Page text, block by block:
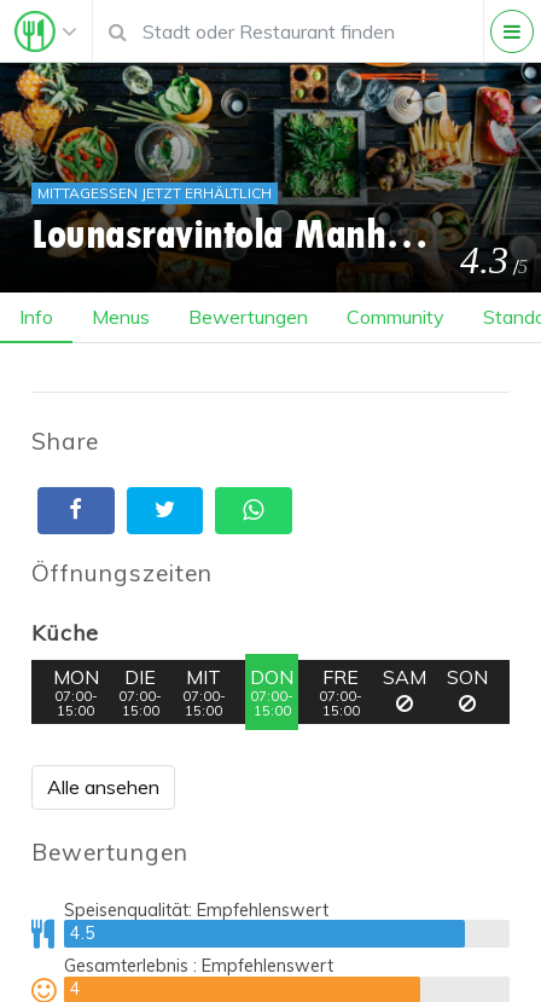
MITTAGESSEN JETZT ERHÄLTLICH
Lounasravintola Manhattan 4.3 /5
Info Menus Bewertungen Community
Share
Öffnungszeiten
Küche
MON
07:00-
15:00
DIE
07:00-
15:00
MIT
07:00-
15:00
DON
07:00-
15:00
FRE
07:00-
15:00
SAM SON
Alle ansehen
Bewertungen
Speisenqualität:Empfehlenswert
4.5
4.5
Gesamterlebnis : Empfehlenswert
4
4